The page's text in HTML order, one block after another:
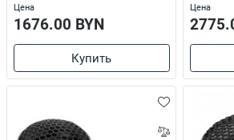
Цена
1676.00 BYN
Купить
Цена